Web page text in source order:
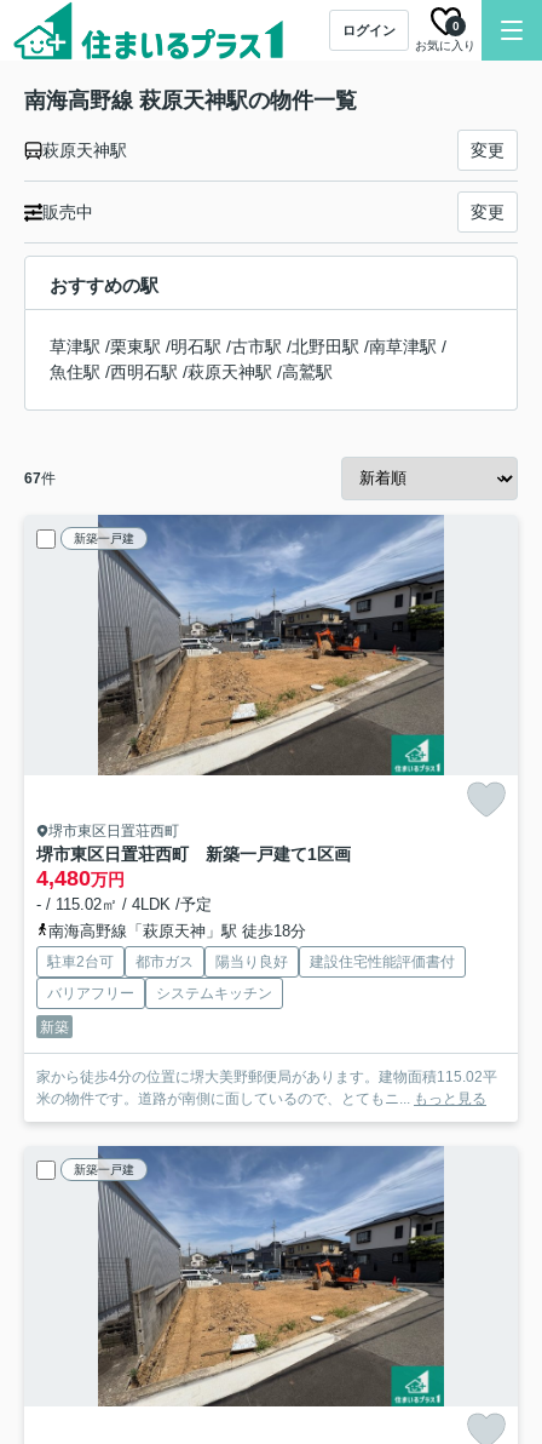
ログイン
お気に入り
0
南海高野線 萩原天神駅の物件一覧
萩原天神駅 変更
販売中 変更
おすすめの駅
草津駅 /栗東駅 /明石駅 /古市駅 /北野田駅 /南草津駅 /
魚住駅 /西明石駅 /萩原天神駅 /高鷲駅
67件
新築一戸建
堺市東区日置荘西町
堺市東区日置荘西町 新築一戸建て1区画
4,480万円
- / 115.02㎡ / 4LDK /予定
南海高野線「萩原天神」駅 徒歩18分
駐車2台可 都市ガス 陽当り良好
建設住宅性能評価書付
バリアフリー
システムキッチン
新築
家から徒歩4分の位置に堺大美野郵便局があります。建物面積115.02平
米の物件です。道路が南側に面しているので、とてもニ... もっと見る
新築一戸建